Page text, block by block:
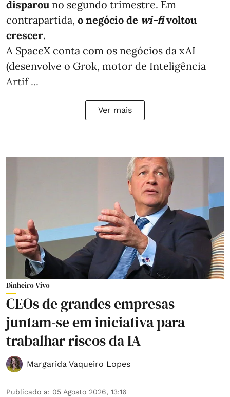
disparou no segundo trimestre. Em
contrapartida, o negócio de wi-fivoltou
crescer.
A SpaceX conta com os negócios da xAI
(desenvolve o Grok, motor de Inteligência
Artif ...
Ver mais
Dinheiro Vivo
CEOs de grandes empresas
juntam-se em iniciativa para
trabalhar riscos da IA
Margarida Vaqueiro Lopes
Publicado a: 05 Agosto 2026, 13:16